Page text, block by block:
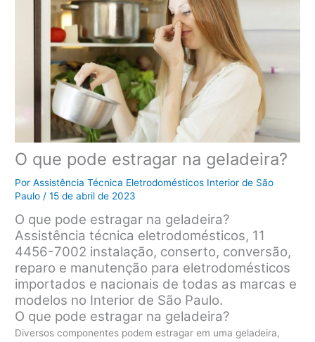
O que pode estragar na geladeira?
PorAssistência Técnica Eletrodomésticos Interior de São
Paulo /15 de abril de 2023
O que pode estragar na geladeira?
Assistência técnica eletrodomésticos, 11
4456-7002 instalação, conserto, conversão,
reparo e manutenção para eletrodomésticos
importados e nacionais de todas as marcas e
modelos no Interior de São Paulo.
O que pode estragar na geladeira?
Diversos componentes podem estragar em uma geladeira,